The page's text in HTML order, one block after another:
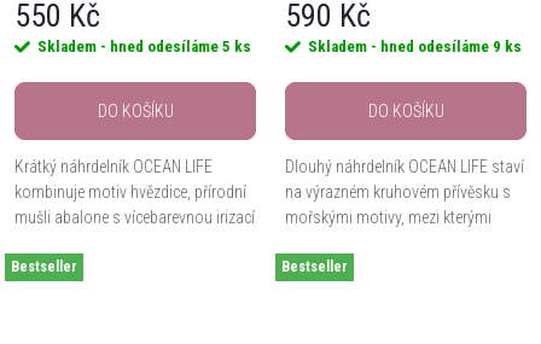
550 Kč
Skladem - hned odesíláme 5 ks
DO KOŠÍKU
Krátký náhrdelník OCEAN LIFE
kombinuje motiv hvězdice, přírodní
mušli abalone s vícebarevnou irizací
8 cm prodlužovací řetízek pomáhá...
590 Kč
Skladem - hned odesíláme 9 ks
DO KOŠÍKU
Dlouhý náhrdelník OCEAN LIFE staví
na výrazném kruhovém přívěsku s
mořskými motivy, mezi kterými
shell. Hypoalergenní kov, smalt v...
Bestseller Bestseller